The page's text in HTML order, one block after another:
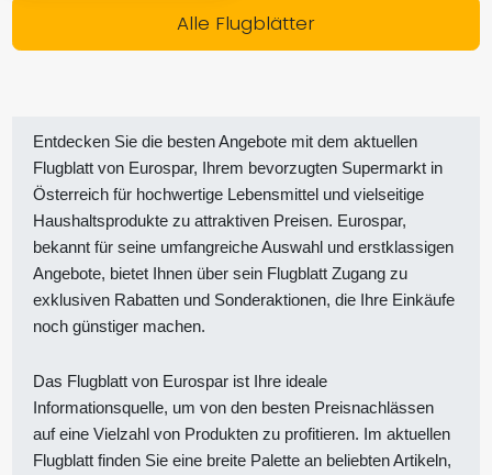
Alle Flugblätter
Entdecken Sie die besten Angebote mit dem aktuellen
Flugblatt von Eurospar, Ihrem bevorzugten Supermarkt in
Österreich für hochwertige Lebensmittel und vielseitige
Haushaltsprodukte zu attraktiven Preisen. Eurospar,
bekannt für seine umfangreiche Auswahl und erstklassigen
Angebote, bietet Ihnen über sein Flugblatt Zugang zu
exklusiven Rabatten und Sonderaktionen, die Ihre Einkäufe
noch günstiger machen.
Das Flugblatt von Eurospar ist Ihre ideale
Informationsquelle, um von den besten Preisnachlässen
auf eine Vielzahl von Produkten zu profitieren. Im aktuellen
Flugblatt finden Sie eine breite Palette an beliebten Artikeln,